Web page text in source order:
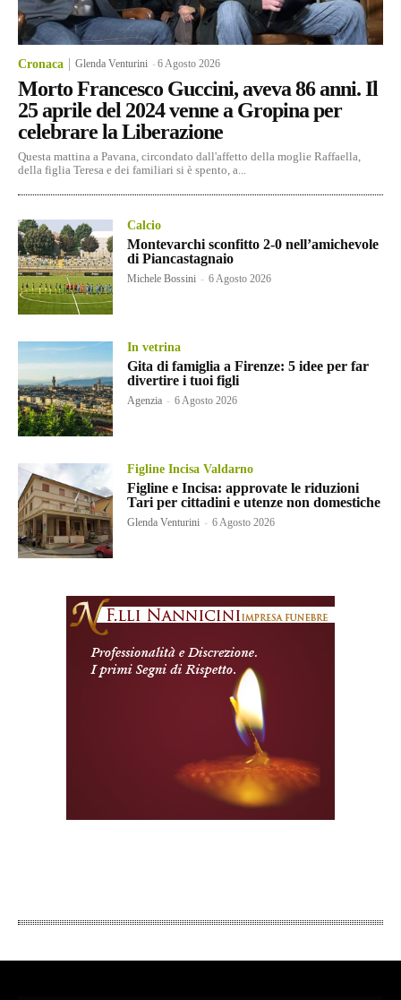
Cronaca Glenda Venturini -6 Agosto 2026
Morto Francesco Guccini, aveva 86 anni. Il
25 aprile del 2024 venne a Gropina per
celebrare la Liberazione
Questa mattina a Pavana, circondato dall'affetto della moglie Raffaella,
della figlia Teresa e dei familiari si è spento, a...
Calcio
Montevarchi sconfitto 2-0 nell’amichevole
di Piancastagnaio
Michele Bossini - 6 Agosto 2026
In vetrina
Gita di famiglia a Firenze: 5 idee per far
divertire i tuoi figli
Agenzia - 6 Agosto 2026
Figline Incisa Valdarno
Figline e Incisa: approvate le riduzioni
Tari per cittadini e utenze non domestiche
Glenda Venturini - 6 Agosto 2026